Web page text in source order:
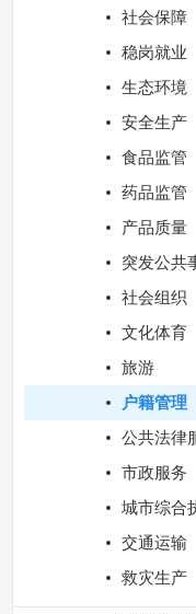
社会保障
稳岗就业
生态环境
安全生产
食品监管
药品监管
产品质量
突发公共
社会组织
文化体育
旅游
户籍管理
公共法律
市政服务
城市综合
交通运输
救灾生产